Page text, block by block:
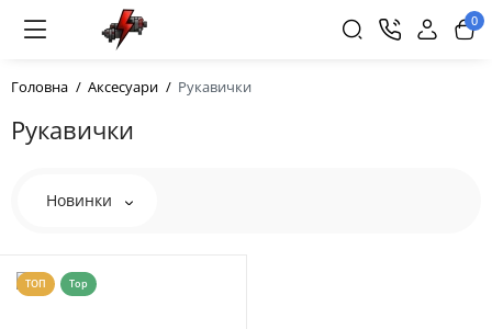
0
Головна Аксесуари Рукавички
Рукавички
Новинки
ТОП Top